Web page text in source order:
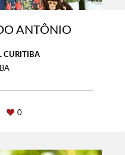
ANTÔNIO
CURITIBA
0